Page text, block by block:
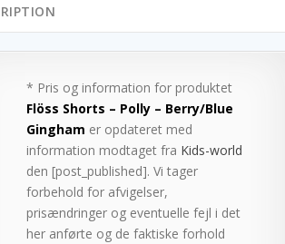
* Pris og information for produktet
Flöss Shorts – Polly – Berry/Blue
Gingham er opdateret med
information modtaget fra Kids-world
den [post_published]. Vi tager
forbehold for afvigelser,
prisændringer og eventuelle fejl i det
her anførte og de faktiske forhold